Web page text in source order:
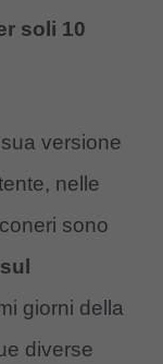
soli 10
versione
nelle
sono
giorni della
diverse